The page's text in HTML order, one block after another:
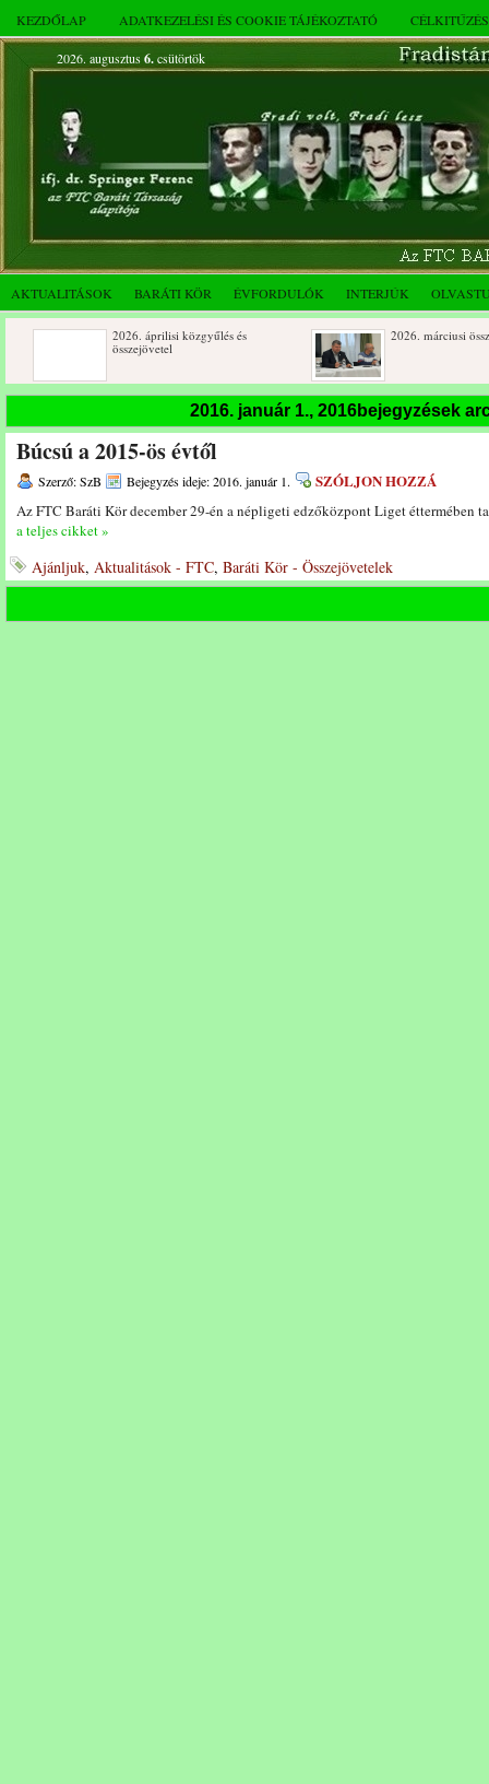
KEZDŐLAP ADATKEZELÉSI ÉS COOKIE TÁJÉKOZTATÓ
2026. augusztus 6.csütörtök
AKTUALITÁSOK BARÁTI KÖR ÉVFORDULÓK INTERJÚK
2026. áprilisi közgyűlés és
összejövetel
2026. márciusi összejövetel
Rendkívüli közgyűlés és a 2025.
Dálnoki József 90 éves
2016. január 1., 2016bejegyzések
Búcsú a 2015-ös évtől
Szerző: SzB Bejegyzés ideje: 2016. január 1. SZÓLJON HOZZÁ
Az FTC Baráti Kör december 29-én a népligeti edzőközpont Liget éttermében
a teljes cikket »
Ajánljuk, Aktualitások - FTC, Baráti Kör - Összejövetelek